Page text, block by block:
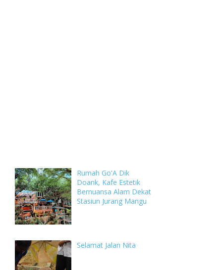
Rumah Go'A Dik
Doank, Kafe Estetik
Bernuansa Alam Dekat
Stasiun Jurang Mangu
Selamat Jalan Nita